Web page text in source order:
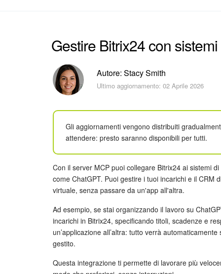
Gestire Bitrix24 con
Autore: Stacy Smith
Ultimo aggiornamento: 02 Aprile 2026
Gli aggiornamenti vengono distribuiti
attendere: presto saranno disponibili per tutti.
Con il server MCP puoi collegare Bitrix24 ai sistemi
come ChatGPT. Puoi gestire i tuoi incarichi e il CRM
virtuale, senza passare da un'app all'altra.
Ad esempio, se stai organizzando il lavoro su
incarichi in Bitrix24, specificando titoli, scadenze e
un’applicazione all’altra: tutto verrà
gestito.
Questa integrazione ti permette di lavorare più